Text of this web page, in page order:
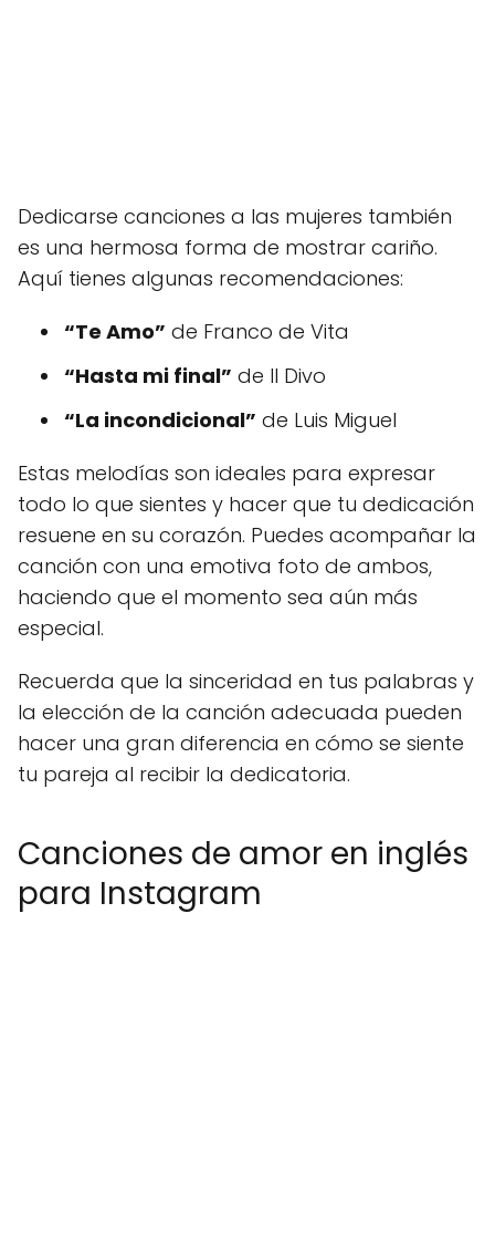
Dedicarse canciones a las mujeres también
es una hermosa forma de mostrar cariño.
Aquí tienes algunas recomendaciones:
“Te Amo” de Franco de Vita
“Hasta mi final” de Il Divo
“La incondicional” de Luis Miguel
Estas melodías son ideales para expresar
todo lo que sientes y hacer que tu dedicación
resuene en su corazón. Puedes acompañar la
canción con una emotiva foto de ambos,
haciendo que el momento sea aún más
especial.
Recuerda que la sinceridad en tus palabras y
la elección de la canción adecuada pueden
hacer una gran diferencia en cómo se siente
tu pareja al recibir la dedicatoria.
Canciones de amor en inglés
para Instagram